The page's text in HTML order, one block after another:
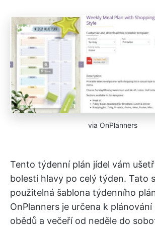
via OnPlanners
Tento týdenní plán jídel vám
bolesti hlavy po celý týden. Tato
použitelná šablona týdenního
OnPlanners je určena k plánování
obědů a večeří od neděle do